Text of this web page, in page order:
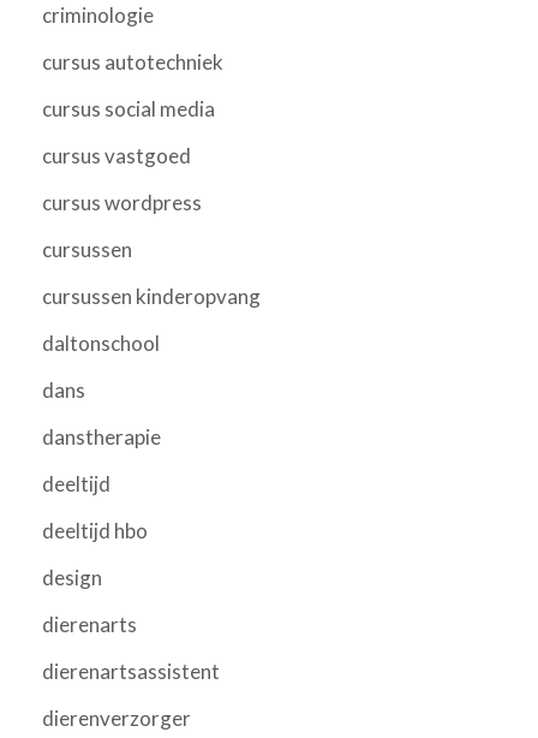
criminologie
cursus autotechniek
cursus social media
cursus vastgoed
cursus wordpress
cursussen
cursussen kinderopvang
daltonschool
dans
danstherapie
deeltijd
deeltijd hbo
design
dierenarts
dierenartsassistent
dierenverzorger